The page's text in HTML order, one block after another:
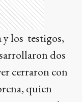
y los testigos,
dos
cerraron con
quien